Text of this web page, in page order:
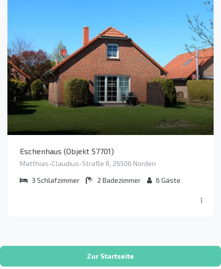
Eschenhaus (Objekt 57701)
Matthias-Claudius-Straße 8, 26506 Norden
3 Schlafzimmer 2 Badezimmer 6 Gäste
Zur Startseite